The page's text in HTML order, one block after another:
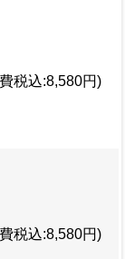
税込:8,580円)
税込:8,580円)